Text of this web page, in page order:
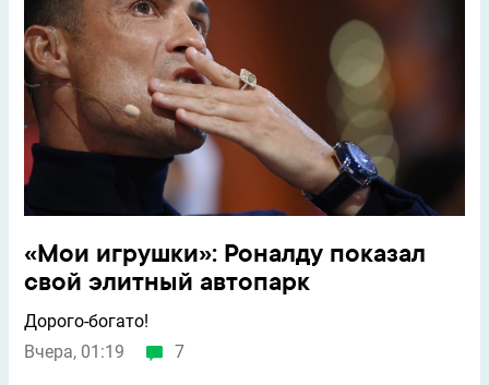
«Мои игрушки»: Роналду показал
свой элитный автопарк
Дорого-богато!
Вчера, 01:19
7